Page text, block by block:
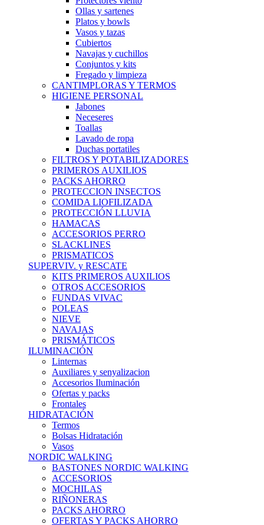
Ollas y sartenes
Platos y bowls
Vasos y tazas
Cubiertos
Navajas y cuchillos
Conjuntos y kits
Fregado y limpieza
CANTIMPLORAS Y TERMOS
HIGIENE PERSONAL
Jabones
Neceseres
Toallas
Lavado de ropa
Duchas portatiles
FILTROS Y POTABILIZADORES
PRIMEROS AUXILIOS
PACKS AHORRO
PROTECCION INSECTOS
COMIDA LIOFILIZADA
PROTECCIÓN LLUVIA
HAMACAS
ACCESORIOS PERRO
SLACKLINES
PRISMATICOS
SUPERVIV. y RESCATE
KITS PRIMEROS AUXILIOS
OTROS ACCESORIOS
FUNDAS VIVAC
POLEAS
NIEVE
NAVAJAS
PRISMÁTICOS
ILUMINACIÓN
Linternas
Auxiliares y senyalizacion
Accesorios Iluminación
Ofertas y packs
Frontales
HIDRATACIÓN
Termos
Bolsas Hidratación
Vasos
NORDIC WALKING
BASTONES NORDIC WALKING
ACCESORIOS
MOCHILAS
RIÑONERAS
PACKS AHORRO
OFERTAS Y PACKS AHORRO